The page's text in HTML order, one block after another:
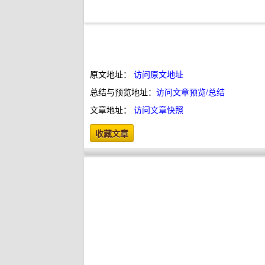
原文地址： 访问原文地址
总结与预览地址： 访问文章预览/总结
文章地址： 访问文章快照